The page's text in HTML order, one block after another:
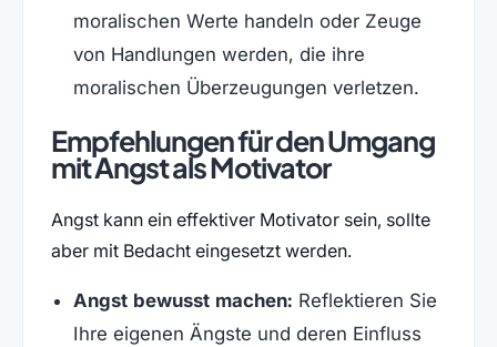
moralischen Werte handeln oder Zeuge
von Handlungen werden, die ihre
moralischen Überzeugungen verletzen.
Empfehlungen für den Umgang
mit Angst als Motivator
Angst kann ein effektiver Motivator sein, sollte
aber mit Bedacht eingesetzt werden.
Angst bewusst machen: Reflektieren Sie
Ihre eigenen Ängste und deren Einfluss